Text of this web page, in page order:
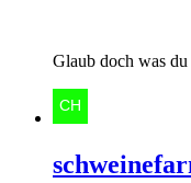
Glaub doch was